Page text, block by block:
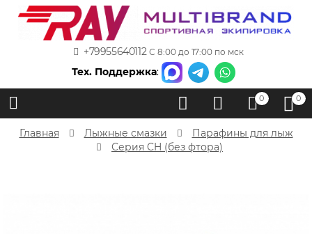
+79955640112 С 8:00 до 17:00 по мск
Тех. Поддержка:
0 0
Главная Лыжные смазки
Парафины для лыж
Серия CH (без фтора)